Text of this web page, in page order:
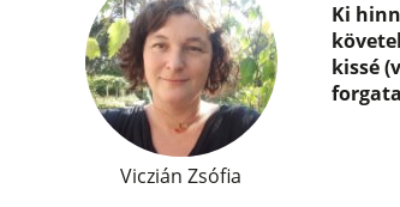
Viczián Zsófia
Ki
kissé